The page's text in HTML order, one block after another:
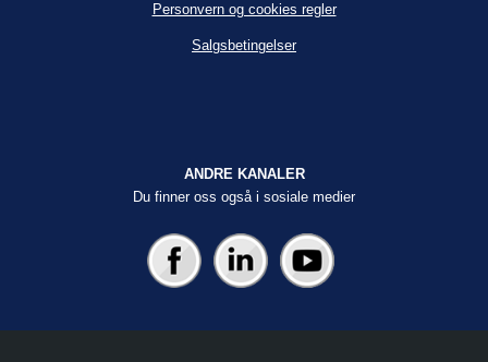
Personvern og cookies regler
Salgsbetingelser
ANDRE KANALER
Du finner oss også i sosiale medier